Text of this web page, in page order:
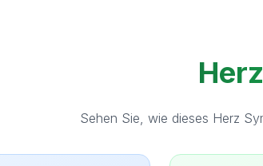
Sehen Sie, wie dieses Herz